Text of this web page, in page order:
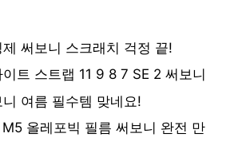
써보니 스크래치 걱정 끝!
트 스트랩 11 9 8 7 SE 2 써보니
여름 필수템 맞네요!
올레포빅 필름 써보니 완전 만